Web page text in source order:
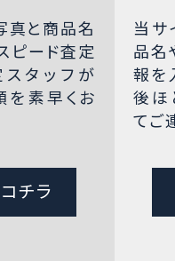
真と商品名
ピード査定
タッフが
素早くお
チラ
当サ
品名
報を
後ほ
てご